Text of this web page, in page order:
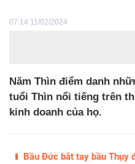
07:14 11/02/2024
Năm Thìn điểm danh
tuổi Thìn nổi tiếng trên
kinh doanh của họ.
Bầu Đức bắt tay bầu Thụy